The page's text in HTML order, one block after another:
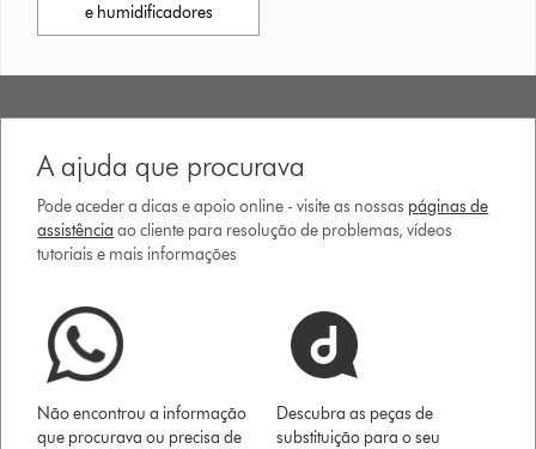
e humidificadores
A ajuda que procurava
Pode aceder a dicas e apoio online - visite as nossas páginas de
assistência ao cliente para resolução de problemas, vídeos
tutoriais e mais informações
Não encontrou a informação
que procurava ou precisa de
Descubra as peças de
substituição para o seu